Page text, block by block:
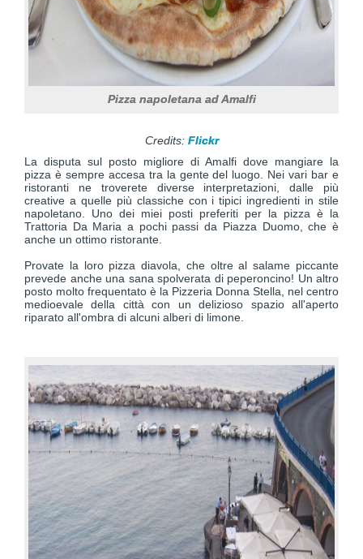
Pizza napoletana ad Amalfi
Credits: Flickr
La disputa sul posto migliore di Amalfi dove mangiare la
pizza è sempre accesa tra la gente del luogo. Nei vari bar e
ristoranti ne troverete diverse interpretazioni, dalle più
creative a quelle più classiche con i tipici ingredienti in stile
napoletano. Uno dei miei posti preferiti per la pizza è la
Trattoria Da Maria a pochi passi da Piazza Duomo, che è
anche un ottimo ristorante.
Provate la loro pizza diavola, che oltre al salame piccante
prevede anche una sana spolverata di peperoncino! Un altro
posto molto frequentato è la Pizzeria Donna Stella, nel centro
medioevale della città con un delizioso spazio all'aperto
riparato all'ombra di alcuni alberi di limone.